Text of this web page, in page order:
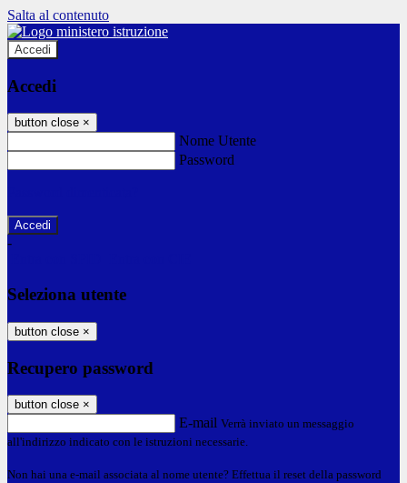
Salta al contenuto
Accedi
Accedi
button close ×
Nome Utente
Password
-
Seleziona utente
button close ×
Recupero password
button close ×
E-mail Verrà inviato un messaggio
all'indirizzo indicato con le istruzioni necessarie.
Non hai una e-mail associata al nome utente? Effettua il reset della password